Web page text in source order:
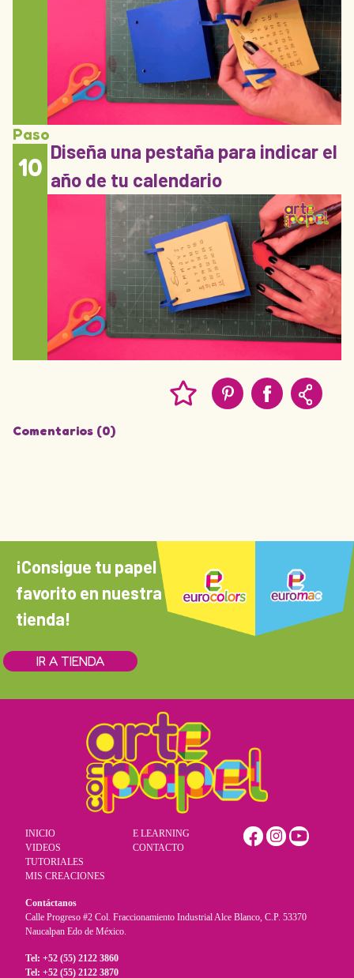
Paso
10
Diseña una pestaña para indicar el
año de tu calendario
Comentarios (0)
¡Consigue tu papel
favorito en nuestra
tienda!
IR A TIENDA
INICIO
VIDEOS
TUTORIALES
MIS CREACIONES
E LEARNING
CONTACTO
Contáctanos
Calle Progreso #2 Col. Fraccionamiento Industrial Alce Blanco, C.P. 53370
Naucalpan Edo de México.
Tel: +52 (55) 2122 3860
Tel: +52 (55) 2122 3870